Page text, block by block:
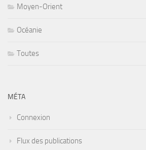
Moyen-Orient
Océanie
Toutes
MÉTA
Connexion
Flux des publications